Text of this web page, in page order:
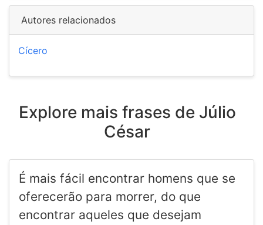
Autores relacionados
Cícero
Explore mais frases de Júlio
César
É mais fácil encontrar homens que se
oferecerão para morrer, do que
encontrar aqueles que desejam